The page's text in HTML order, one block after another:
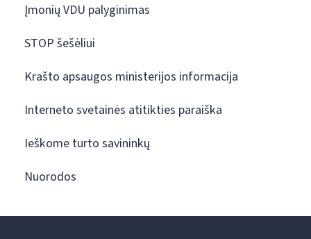
Įmonių VDU palyginimas
STOP šešėliui
Krašto apsaugos ministerijos informacija
Interneto svetainės atitikties paraiška
Ieškome turto savininkų
Nuorodos